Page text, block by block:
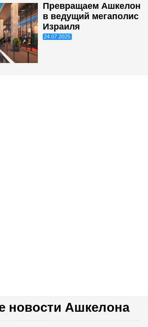
Превращаем Ашкелон
в ведущий мегаполис
Израиля
24.07.2025
новости Ашкелона